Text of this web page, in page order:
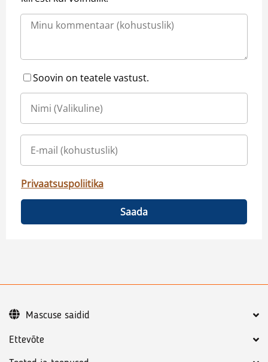
Soovin on teatele vastust.
Privaatsuspoliitika
Saada
Ettevõte
Mascuse saidid